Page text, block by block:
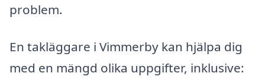
problem.
En takläggare i Vimmerby kan hjälpa dig
med en mängd olika uppgifter, inklusive: